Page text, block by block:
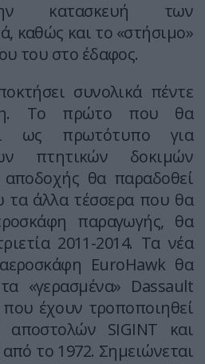
κατασκευή των
καθώς και το «στήσιμο»
του στο έδαφος.
συνολικά πέντε
Το πρώτο που θα
ως πρωτότυπο για
πτητικών δοκιμών
αποδοχής θα παραδοθεί
τα άλλα τέσσερα που θα
παραγωγής, θα
2011-2014. Τα νέα
EuroHawk θα
«γερασμένα» Dassault
έχουν τροποποιηθεί
αποστολών SIGINT και
το 1972. Σημειώνεται